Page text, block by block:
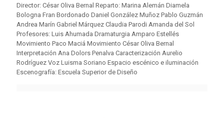
Director: César Oliva Bernal Reparto: Marina Alemán Diamela
Bologna Fran Bordonado Daniel González Muñoz Pablo Guzmán
Andrea Marín Gabriel Márquez Claudia Parodi Amanda del Sol
Profesores: Luis Ahumada Dramaturgia Amparo Estellés
Movimiento Paco Maciá Movimiento César Oliva Bernal
Interpretación Ana Dolors Penalva Caracterización Aurelio
Rodríguez Voz Luisma Soriano Espacio escénico e iluminación
Escenografía: Escuela Superior de Diseño